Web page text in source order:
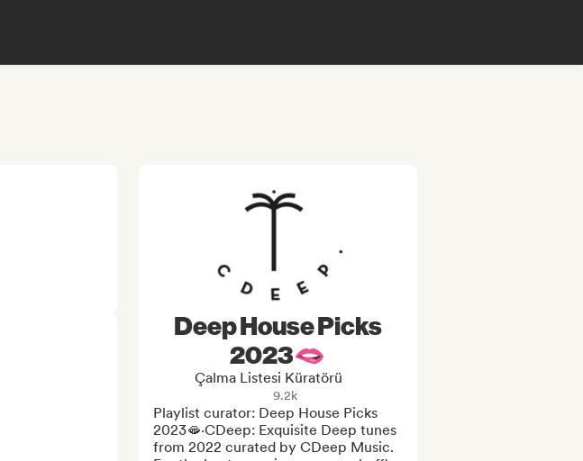
Deep House Picks
2023🫦
Çalma Listesi Küratörü
9.2k
Playlist curator: Deep House Picks
2023🫦·CDeep: Exquisite Deep tunes
from 2022 curated by CDeep Music.